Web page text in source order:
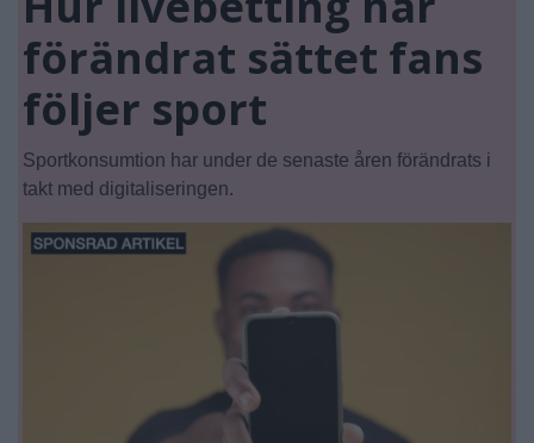
förändrat sättet fans
följer sport
Sportkonsumtion har under de senaste åren förändrats i
takt med digitaliseringen.